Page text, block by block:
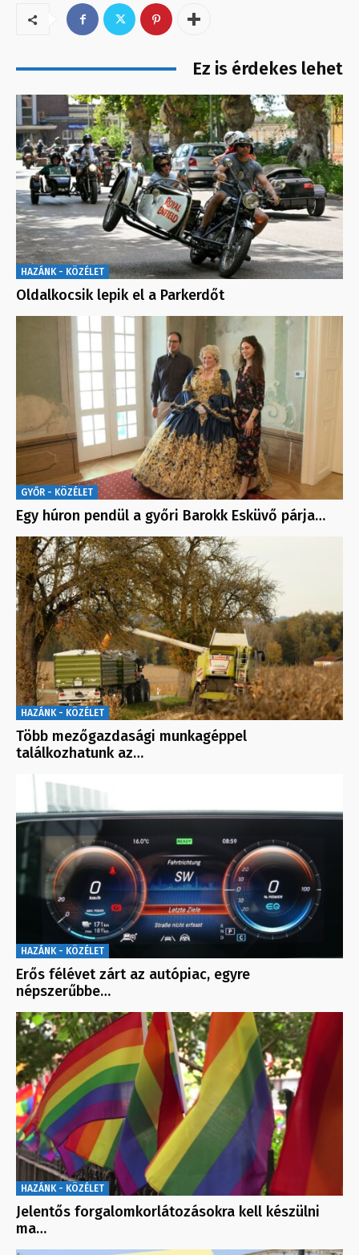
Ez is érdekes lehet
HAZÁNK - KÖZÉLET
Oldalkocsik lepik el a Parkerdőt
GYŐR - KÖZÉLET
Egy húron pendül a győri Barokk Esküvő párja…
HAZÁNK - KÖZÉLET
Több mezőgazdasági munkagéppel
találkozhatunk az…
HAZÁNK - KÖZÉLET
Erős félévet zárt az autópiac, egyre
népszerűbbe…
HAZÁNK - KÖZÉLET
Jelentős forgalomkorlátozásokra kell készülni
ma…